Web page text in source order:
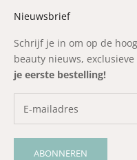
Nieuwsbrief
Schrijf je in om op de
beauty nieuws,
je eerste bestelling!
ABONNEREN